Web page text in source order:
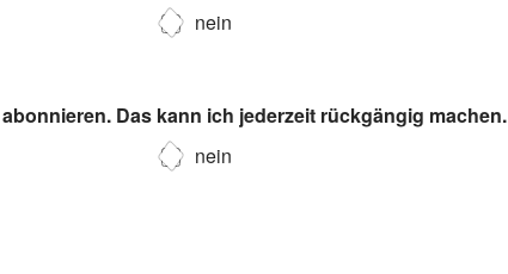
nein
Das kann ich jederzeit rückgängig machen.
nein